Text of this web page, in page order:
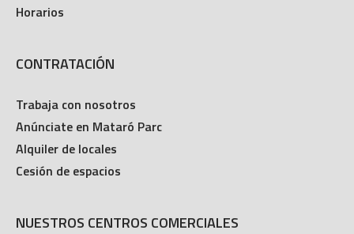
Horarios
CONTRATACIÓN
Trabaja con nosotros
Anúnciate en Mataró Parc
Alquiler de locales
Cesión de espacios
NUESTROS CENTROS COMERCIALES